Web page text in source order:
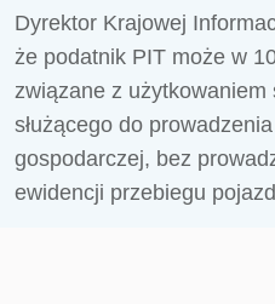
Dyrektor Krajowej
że podatnik PIT może w
związane z
służącego do
gospodarczej, bez
ewidencji przebiegu